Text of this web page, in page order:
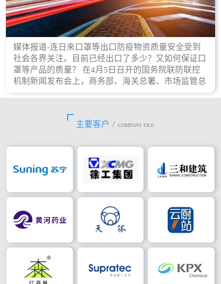
媒体报道-连日来口罩等出口防疫物资质量安全受到
社会各界关注。目前已经出口了多少？又如何保证口
罩等产品的质量？ 在4月5日召开的国务院联防联控
机制新闻发布会上，商务部、海关总署、市场监管总
局等部门进行了回应。
主要客户 / COMPANY FILE